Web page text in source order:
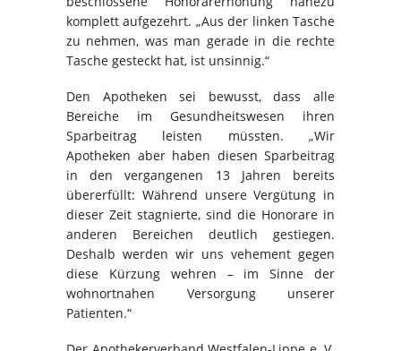
komplett aufgezehrt. „Aus der linken Tasche
zu nehmen, was man gerade in die rechte
Tasche gesteckt hat, ist unsinnig.“
Den Apotheken sei bewusst, dass alle
Bereiche im Gesundheitswesen ihren
Sparbeitrag leisten müssten. „Wir
Apotheken aber haben diesen Sparbeitrag
in den vergangenen 13 Jahren bereits
übererfüllt: Während unsere Vergütung in
dieser Zeit stagnierte, sind die Honorare in
anderen Bereichen deutlich gestiegen.
Deshalb werden wir uns vehement gegen
diese Kürzung wehren – im Sinne der
wohnortnahen Versorgung unserer
Patienten.“